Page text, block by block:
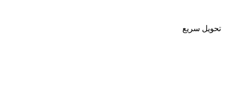
تحویل سریع